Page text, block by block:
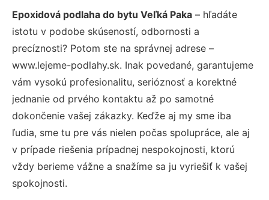
Epoxidová podlaha do bytu Veľká Paka – hľadáte
istotu v podobe skúseností, odbornosti a
precíznosti? Potom ste na správnej adrese –
www.lejeme-podlahy.sk. Inak povedané, garantujeme
vám vysokú profesionalitu, serióznosť a korektné
jednanie od prvého kontaktu až po samotné
dokončenie vašej zákazky. Keďže aj my sme iba
ľudia, sme tu pre vás nielen počas spolupráce, ale aj
v prípade riešenia prípadnej nespokojnosti, ktorú
vždy berieme vážne a snažíme sa ju vyriešiť k vašej
spokojnosti.